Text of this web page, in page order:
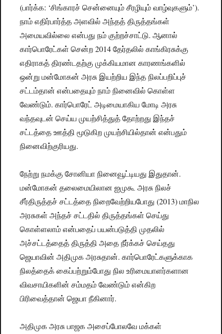
(பார்க்க: ‘சிங்காரச் சென்னையும் சீரழியும் வாழ்வுகளும்’).
நாம் எதிர்பார்த்த அளவில் அந்தத் திருத்தங்கள்
அமையவில்லை என்பது நம் குற்றச்சாட்டு. ஆனால்
கார்பொரேட்கள் சென்ற 2014 தேர்தலில் காங்கிரசுக்கு
எதிராகத் திரண்டதற்கு முக்கியமான காரணங்களில்
ஒன்று மன்மோகன் அரசு இயற்றிய இந்த நிலப்பறிப்புச்
சட்டம்தான் என்பதையும் நாம் நினைவில் கொள்ள
வேண்டும். கார்பொரேட் அடிமையாகிய மோடி அரசு
வந்தவுடன் செய்ய முயற்சித்துத் தோற்றது இந்தச்
சட்டத்தை ஊத்தி மூடுகிற முயற்சியில்தான் என்பதும்
நினைவிற்குரியது.
நேற்று நமக்கு சோனியா நினைவூட்டியது இதுதான்.
மன்மோகன் தலைமையிலான ஐமுகூ அரசு நிலச்
சீர்திருத்தச் சட்டத்தை நிறைவேற்றியபோது (2013) மாநில
அரசுகள் அந்தச் சட்டதில் திருத்தங்கள் செய்து
கொள்ளலாம் என்பதைப் பயன்படுத்தி முதலில்
அச்சட்டத்தைத் திருத்தி அதை நீர்க்கச் செய்தது
ஜெயாவின் அதிமுக அரசுதான். கார்பொரேட்களுக்காக
நிலத்தைக் கைப்பற்றும்போது நில உரிமையாளர்களான
விவசாயிகளின் சம்மதம் வேண்டும் என்கிற
பிரிவைத்தான் ஜெயா நீகினார்.
அதிமுக அரசு பாஜக அசைப்போலவே மக்கள்